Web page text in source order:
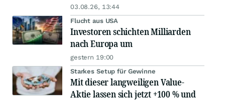
03.08.26, 13:44
Flucht aus USA
Investoren schichten Milliarden
nach Europa um
gestern 19:00
Starkes Setup für Gewinne
Mit dieser langweiligen Value-
Aktie lassen sich jetzt +100 % und